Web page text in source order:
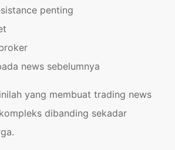
penting
news sebelumnya
yang membuat trading news
dibanding sekadar